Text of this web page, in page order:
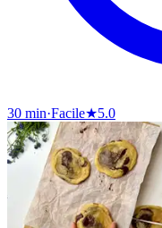
30 min·Facile★5.0